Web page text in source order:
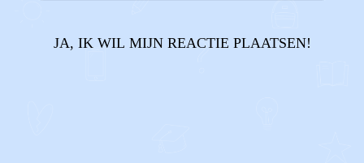
JA, IK WIL MIJN REACTIE PLAATSEN!